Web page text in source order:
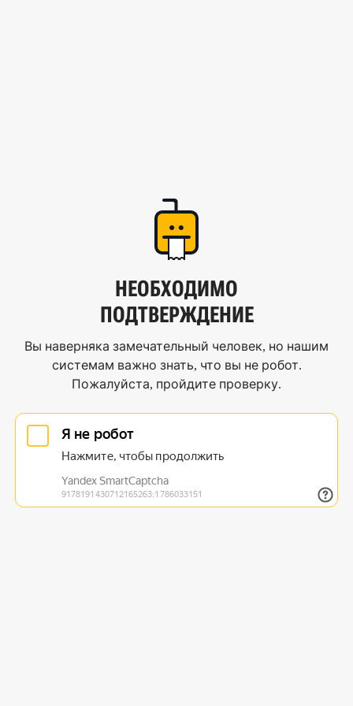
НЕОБХОДИМО
ПОДТВЕРЖДЕНИЕ
Вы наверняка замечательный человек, но нашим
системам важно знать, что вы не робот.
Пожалуйста, пройдите проверку.